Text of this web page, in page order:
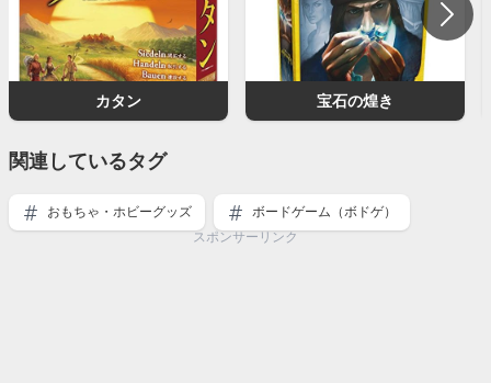
カタン 宝石の煌き
関連しているタグ
おもちゃ・ホビーグッズ
ボードゲーム（ボドゲ）
スポンサーリンク